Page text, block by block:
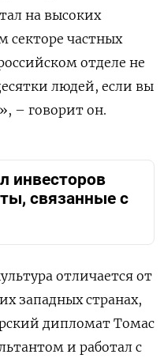
на высоких
секторе частных
отделе не
людей, если вы
– говорит он.
инвесторов
связанные с
отличается от
западных странах,
дипломат Томас
и работал с